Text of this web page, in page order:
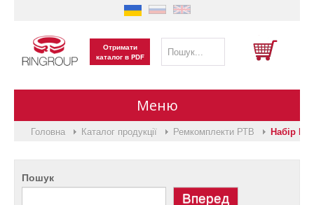
Отримати
каталог в PDF
Меню
Головна
Виготовлення на замовлення
Головна Каталог продукції Ремкомплекти РТВ Набір
Пошук